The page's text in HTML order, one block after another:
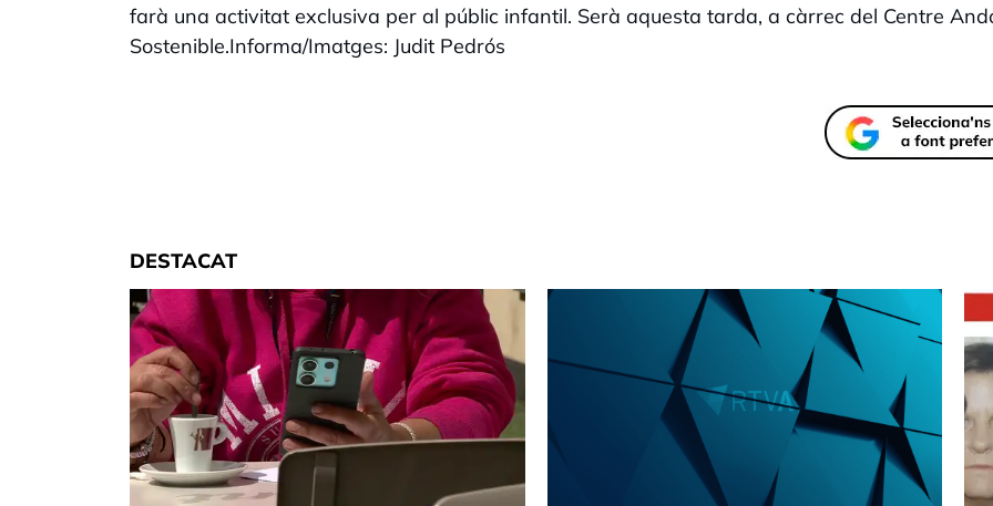
farà una activitat exclusiva per al públic infantil. Serà aquesta tarda, a càrrec del Centre
Sostenible.Informa/Imatges: Judit Pedrós
DESTACAT